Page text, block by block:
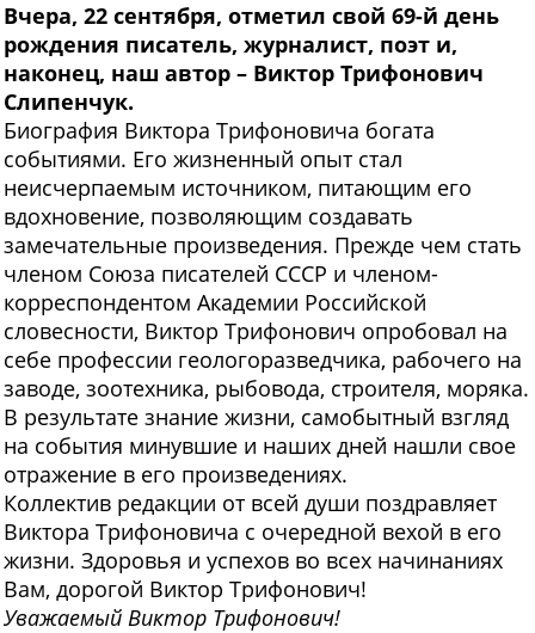
Вчера, 22 сентября, отметил свой 69-й день
рождения писатель, журналист, поэт и,
наконец, наш автор – Виктор Трифонович
Слипенчук.
Биография Виктора Трифоновича богата
событиями. Его жизненный опыт стал
неисчерпаемым источником, питающим его
вдохновение, позволяющим создавать
замечательные произведения. Прежде чем стать
членом Союза писателей СССР и членом-
корреспондентом Академии Российской
словесности, Виктор Трифонович опробовал на
себе профессии геологоразведчика, рабочего на
заводе, зоотехника, рыбовода, строителя, моряка.
В результате знание жизни, самобытный взгляд
на события минувшие и наших дней нашли свое
отражение в его произведениях.
Коллектив редакции от всей души поздравляет
Виктора Трифоновича с очередной вехой в его
жизни. Здоровья и успехов во всех начинаниях
Вам, дорогой Виктор Трифонович!
Уважаемый Виктор Трифонович!